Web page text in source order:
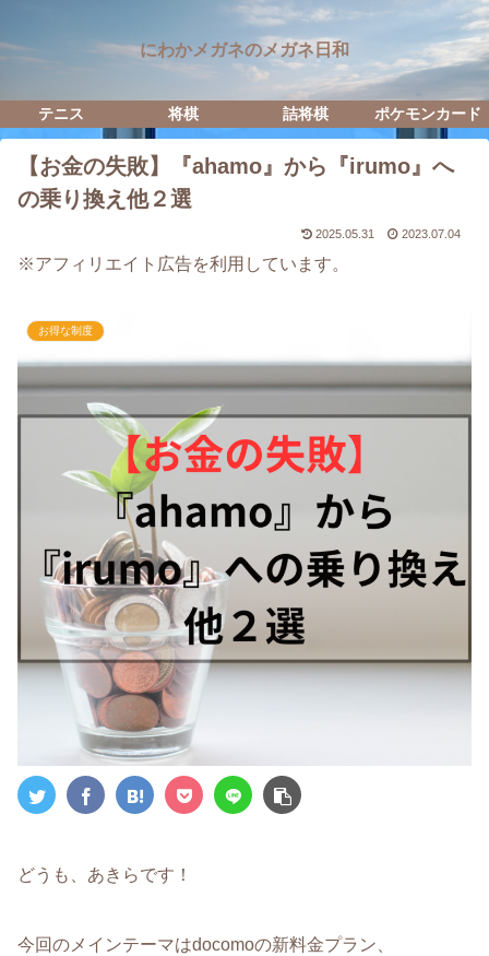
にわかメガネのメガネ日和
テニス 将棋 詰将棋 ポケモンカード
【お金の失敗】『ahamo』から『irumo』へ
の乗り換え他２選
2025.05.31 2023.07.04
※アフィリエイト広告を利用しています。
お得な制度
どうも、あきらです！
今回のメインテーマはdocomoの新料金プラン、